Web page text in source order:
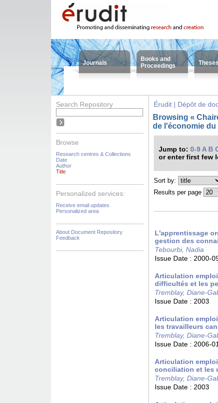
Journals
Books and
Proceedings
Search Repository
Browse
Research centres & Collections
Date
Author
Title
Personalized services:
Receive email updates
Personalized area
About Document Repository
Feedback
Érudit | Dépôt de
Browsing «
de l'économie
Jump to: 0-9 A B
or enter first few
Sort by:
Results per page
L'apprentissage
gestion des
Tebourbi, Nadia
Issue Date : 2000-
Articulation
difficultés et les
Tremblay, Diane-
Issue Date : 2003
Articulation
les travailleurs
Tremblay, Diane-
Issue Date : 2006-
Articulation
conciliation et les
Tremblay, Diane-
Issue Date : 2003